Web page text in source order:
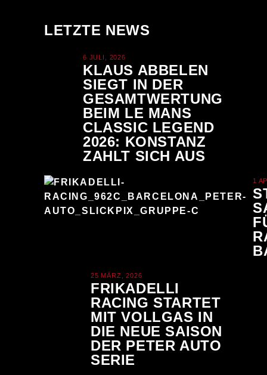
LETZTE NEWS
6 JULI, 2026
KLAUS ABBELEN
SIEGT IN DER
GESAMTWERTUNG
BEIM LE MANS
CLASSIC LEGEND
2026: KONSTANZ
ZAHLT SICH AUS
1
25 MÄRZ, 2026
FRIKADELLI
RACING STARTET
MIT VOLLGAS IN
DIE NEUE SAISON
DER PETER AUTO
SERIE